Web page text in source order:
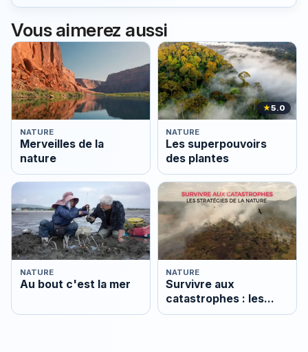
Vous aimerez aussi
NATURE
Merveilles de la
nature
★5.0
NATURE
Les superpouvoirs
des plantes
NATURE
Au bout c'est la mer
NATURE
Survivre aux
catastrophes : les
stratégies de la